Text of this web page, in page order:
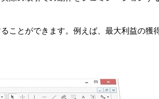
ことができます。例えば、最大利益の獲